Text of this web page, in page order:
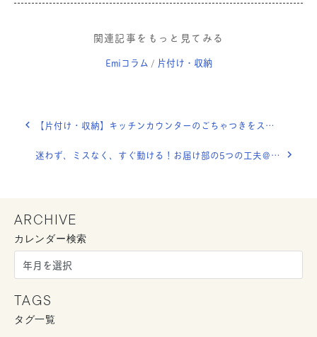
関連記事をもっと見てみる
Emiコラム / 片付け・収納
【片付け・収納】キッチンカウンターのごちゃつきをスッキリ！大好評「Before ／After」企画
迷わず、ミスなく、すぐ動ける！お届け部の5つの工夫＠OURHOMEみんなの仕事術
ARCHIVE
カレンダー検索
TAGS
タグ一覧